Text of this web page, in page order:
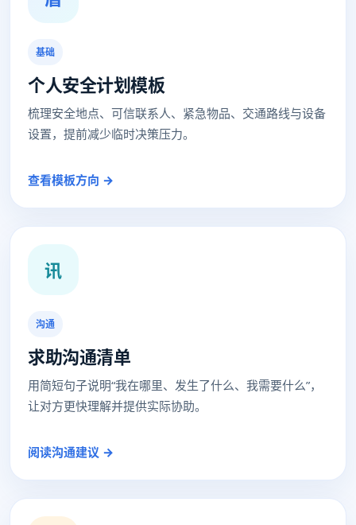
基础
个人安全计划模板
梳理安全地点、可信联系人、紧急物品、交通路线与设备
设置，提前减少临时决策压力。
查看模板方向 →
讯
沟通
求助沟通清单
用简短句子说明“我在哪里、发生了什么、我需要什么”，
让对方更快理解并提供实际协助。
阅读沟通建议 →